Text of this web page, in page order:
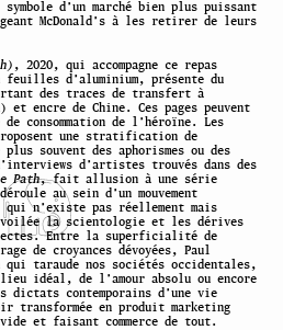
symbole d’un marché bien plus puissant
McDonald’s à les retirer de leurs
, 2020, qui accompagne ce repas
feuilles d’aluminium, présente du
des traces de transfert à
et encre de Chine. Ces pages peuvent
consommation de l’héroïne. Les
une stratification de
souvent des aphorismes ou des
d’artistes trouvés dans des
Path, fait allusion à une série
au sein d’un mouvement
n’existe pas réellement mais
voilée la scientologie et les dérives
Entre la superficialité de
de croyances dévoyées, Paul
taraude nos sociétés occidentales,
idéal, de l’amour absolu ou encore
contemporains d’une vie
transformée en produit marketing
et faisant commerce de tout.